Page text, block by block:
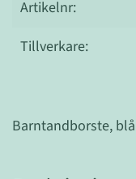
Artikelnr:
Tillverkare:
Barntandborste, blå